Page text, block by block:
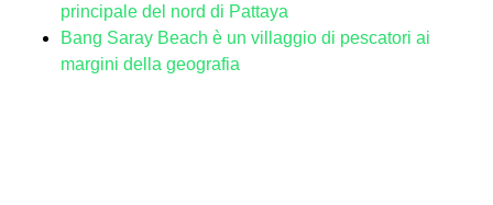
principale del nord di Pattaya
Bang Saray Beach è un villaggio di pescatori ai
margini della geografia